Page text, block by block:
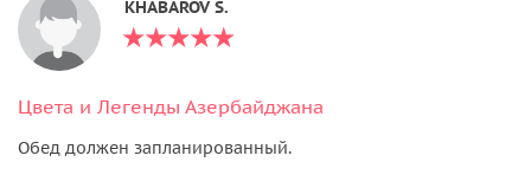
KHABAROV S.
Цвета и Легенды Азербайджана
Обед должен запланированный.